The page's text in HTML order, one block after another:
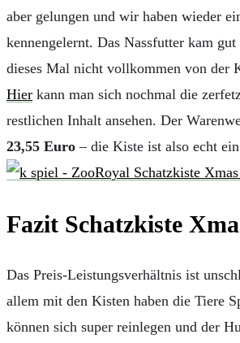
aber gelungen und wir haben wieder
kennengelernt. Das Nassfutter kam
dieses Mal nicht vollkommen von der
Hier kann man sich nochmal die
restlichen Inhalt ansehen. Der
23,55 Euro – die Kiste ist also echt
Fazit Schatzkiste
Das Preis-Leistungsverhältnis ist
allem mit den Kisten haben die Tiere
können sich super reinlegen und der